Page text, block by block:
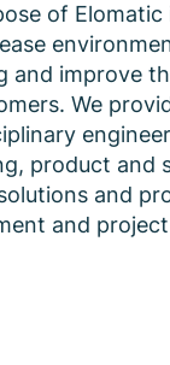
of
and improve
We
product and
and
and